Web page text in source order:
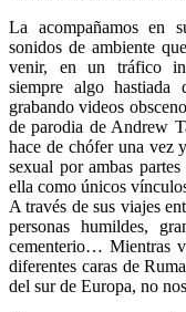
La acompañamos en
sonidos de ambiente
venir, en un tráfico
siempre algo
grabando videos
de parodia de Andrew
hace de chófer una vez
sexual por ambas
ella como únicos
A través de sus viajes
personas humildes,
cementerio… Mientras
diferentes caras de
del sur de Europa, no